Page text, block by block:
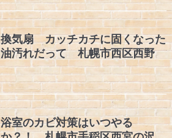
換気扇 カッチカチに固くなった
油汚れだって 札幌市西区西野
浴室のカビ対策はいつやる